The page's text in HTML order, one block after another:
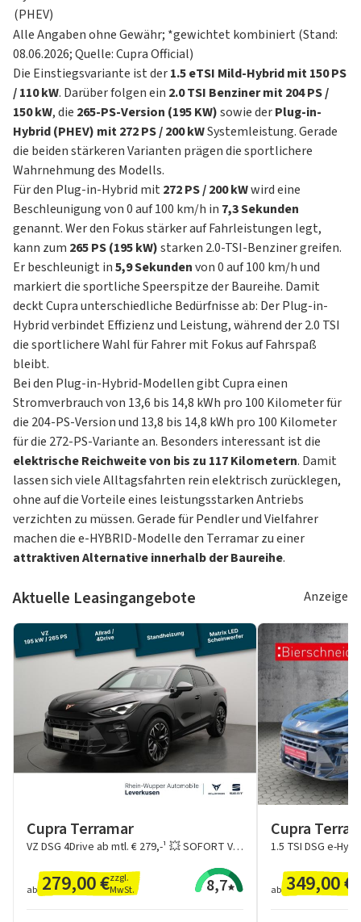
(PHEV)
Alle Angaben ohne Gewähr; *gewichtet kombiniert (Stand:
08.06.2026; Quelle: Cupra Official)
Die Einstiegsvariante ist der1.5 eTSI Mild-Hybrid mit 150 PS
/ 110 kW. Darüber folgen ein 2.0 TSI Benziner mit 204 PS /
150 kW, die 265-PS-Version (195 KW)sowie derPlug-in-
Hybrid (PHEV) mit 272 PS / 200 kWSystemleistung. Gerade
die beiden stärkeren Varianten prägen die sportlichere
Wahrnehmung des Modells.
Für den Plug-in-Hybrid mit 272 PS / 200 kWwird eine
Beschleunigung von 0 auf 100 km/h in 7,3 Sekunden
genannt. Wer den Fokus stärker auf Fahrleistungen legt,
kann zum 265 PS (195 kW)starken 2.0-TSI-Benziner greifen.
Er beschleunigt in5,9 Sekundenvon 0 auf 100 km/h und
markiert die sportliche Speerspitze der Baureihe. Damit
deckt Cupra unterschiedliche Bedürfnisse ab: Der Plug-in-
Hybrid verbindet Effizienz und Leistung, während der 2.0 TSI
die sportlichere Wahl für Fahrer mit Fokus auf Fahrspaß
bleibt.
Bei den Plug-in-Hybrid-Modellen gibt Cupra einen
Stromverbrauch von 13,6 bis 14,8 kWh pro 100 Kilometer für
die 204-PS-Version und 13,8 bis 14,8 kWh pro 100 Kilometer
für die 272-PS-Variante an. Besonders interessant ist die
elektrische Reichweite von bis zu 117 Kilometern. Damit
lassen sich viele Alltagsfahrten rein elektrisch zurücklegen,
ohne auf die Vorteile eines leistungsstarken Antriebs
verzichten zu müssen. Gerade für Pendler und Vielfahrer
machen die e-HYBRID-Modelle den Terramar zu einer
attraktiven Alternative innerhalb der Baureihe.
Aktuelle Leasingangebote Anzeige
Cupra Terramar
VZ DSG 4Drive ab mtl. € 279,-¹ 💥 SOFORT VERFÜGBAR! 💥
ab 279,00 €zzgl.
MwSt.
8,7
Cupra
ab 349,00 €